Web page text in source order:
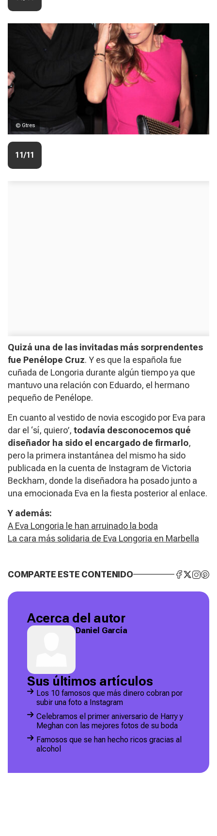
© Gtres
11/11
Quizá una de las invitadas más sorprendentes
fue Penélope Cruz. Y es que la española fue
cuñada de Longoria durante algún tiempo ya que
mantuvo una relación con Eduardo, el hermano
pequeño de Penélope.
En cuanto al vestido de novia escogido por Eva para
dar el ‘sí, quiero’, todavía desconocemos qué
diseñador ha sido el encargado de firmarlo,
pero la primera instantánea del mismo ha sido
publicada en la cuenta de Instagram de Victoria
Beckham, donde la diseñadora ha posado junto a
una emocionada Eva en la fiesta posterior al enlace.
Y además:
A Eva Longoria le han arruinado la boda
La cara más solidaria de Eva Longoria en Marbella
COMPARTE ESTE CONTENIDO
Acerca del autor
Daniel García
Sus últimos artículos
Los 10 famosos que más dinero cobran por
subir una foto a Instagram
Celebramos el primer aniversario de Harry y
Meghan con las mejores fotos de su boda
Famosos que se han hecho ricos gracias al
alcohol